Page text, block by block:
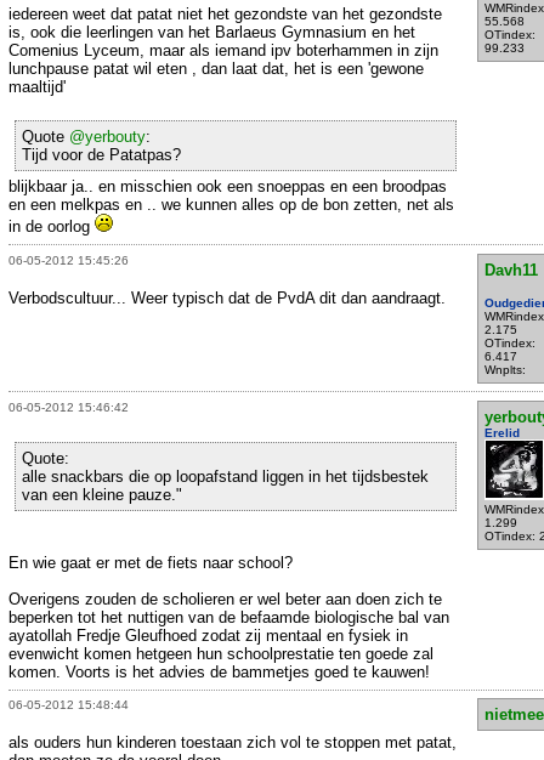
55.568
OTindex:
99.233
iedereen weet dat patat niet het gezondste van het gezondste
is, ook die leerlingen van het Barlaeus Gymnasium en het
Comenius Lyceum, maar als iemand ipv boterhammen in zijn
lunchpause patat wil eten , dan laat dat, het is een 'gewone
maaltijd'
Quote @yerbouty:
Tijd voor de Patatpas?
blijkbaar ja.. en misschien ook een snoeppas en een broodpas
en een melkpas en .. we kunnen alles op de bon zetten, net als
in de oorlog
06-05-2012 15:45:26
Davh11
2.175
OTindex:
6.417
Wnplts:
Verbodscultuur... Weer typisch dat de PvdA dit dan aandraagt.
06-05-2012 15:46:42
Erelid
1.299
OTindex:
Quote:
alle snackbars die op loopafstand liggen in het tijdsbestek
van een kleine pauze."
En wie gaat er met de fiets naar school?
Overigens zouden de scholieren er wel beter aan doen zich te
beperken tot het nuttigen van de befaamde biologische bal van
ayatollah Fredje Gleufhoed zodat zij mentaal en fysiek in
evenwicht komen hetgeen hun schoolprestatie ten goede zal
komen. Voorts is het advies de bammetjes goed te kauwen!
06-05-2012 15:48:44
als ouders hun kinderen toestaan zich vol te stoppen met patat,